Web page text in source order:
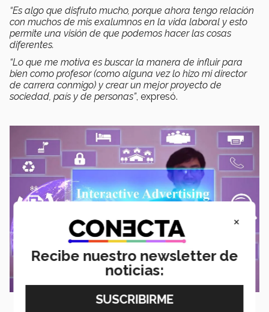
“Es algo que disfruto mucho, porque ahora tengo relación
con muchos de mis exalumnos en la vida laboral y esto
permite una visión de que podemos hacer las cosas
diferentes.
“Lo que me motiva es buscar la manera de influir para
bien como profesor (como alguna vez lo hizo mi director
de carrera conmigo) y crear un mejor proyecto de
sociedad, país y de personas”, expresó.
×
Recibe nuestro newsletter de
noticias: